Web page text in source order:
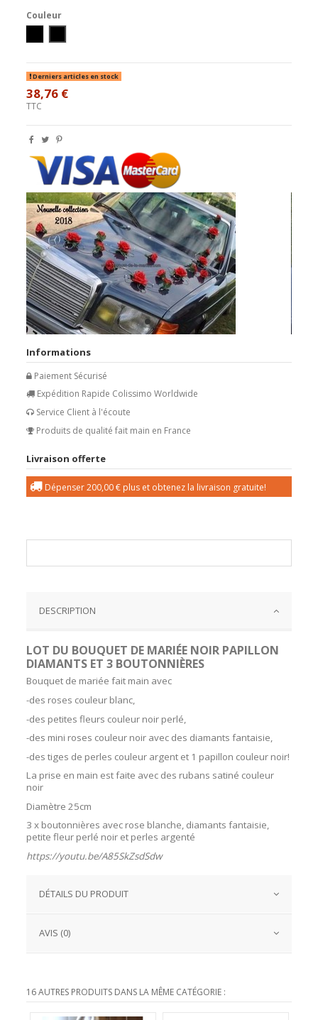
Couleur
Derniers articles en stock
38,76 €
TTC
Informations
Paiement Sécurisé
Expédition Rapide Colissimo Worldwide
Service Client à l'écoute
Produits de qualité fait main en France
Livraison offerte
Dépenser200,00 € plus et obtenez la livraison gratuite!
DESCRIPTION
LOT DU BOUQUET DE MARIÉE NOIR PAPILLON
DIAMANTS ET 3 BOUTONNIÈRES
Bouquet de mariée fait main avec
-des roses couleur blanc,
-des petites fleurs couleur noir perlé,
-des mini roses couleur noir avec des diamants fantaisie,
-des tiges de perles couleur argent et 1 papillon couleur noir!
La prise en main est faite avec des rubans satiné couleur
noir
Diamètre 25cm
3 x boutonnières avec rose blanche, diamants fantaisie,
petite fleur perlé noir et perles argenté
https://youtu.be/A85SkZsdSdw
DÉTAILS DU PRODUIT
AVIS (0)
16 AUTRES PRODUITS DANS LA MÊME CATÉGORIE :